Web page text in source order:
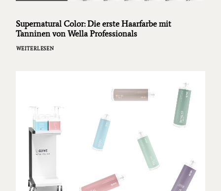
Supernatural Color: Die erste Haarfarbe mit
Tanninen von Wella Professionals
WEITERLESEN